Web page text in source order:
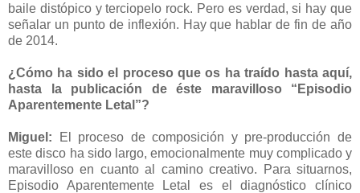
baile distópico y terciopelo rock. Pero es verdad, si hay que
señalar un punto de inflexión. Hay que hablar de fin de año
de 2014.
¿Cómo ha sido el proceso que os ha traído hasta aquí,
hasta la publicación de éste maravilloso “Episodio
Aparentemente Letal”?
Miguel:
El proceso de composición y pre-producción de
este disco ha sido largo, emocionalmente muy complicado y
maravilloso en cuanto al camino creativo. Para situarnos,
Episodio Aparentemente Letal es el diagnóstico clínico